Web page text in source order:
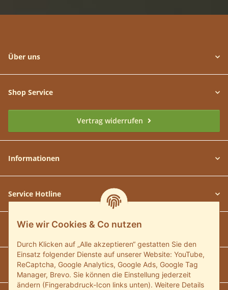
Wie wir Cookies & Co nutzen
Durch Klicken auf „Alle akzeptieren“ gestatten Sie den
Einsatz folgender Dienste auf unserer Website: YouTube,
ReCaptcha, Google Analytics, Google Ads, Google Tag
Manager, Brevo. Sie können die Einstellung jederzeit
ändern (Fingerabdruck-Icon links unten). Weitere Details
Über uns
Shop Service
Vertrag widerrufen
Informationen
Service Hotline
Unsere Communitys
Unsere Zahlungsarten